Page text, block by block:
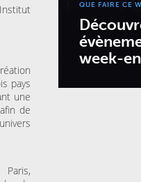
pays
une
de
QUE FAIRE CE
week-